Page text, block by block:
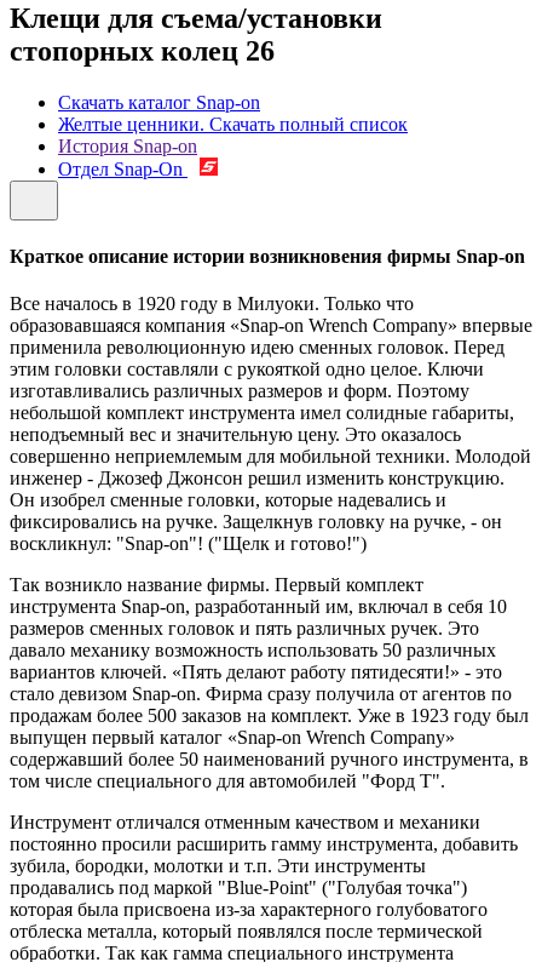
Клещи для съема/установки
стопорных колец 26
Скачать каталог Snap-on
Желтые ценники. Скачать полный список
История Snap-on
Отдел Snap-On
Краткое описание истории возникновения фирмы Snap-on
Все началось в 1920 году в Милуоки. Только что
образовавшаяся компания «Snap-on Wrench Company» впервые
применила революционную идею сменных головок. Перед
этим головки составляли с рукояткой одно целое. Ключи
изготавливались различных размеров и форм. Поэтому
небольшой комплект инструмента имел солидные габариты,
неподъемный вес и значительную цену. Это оказалось
совершенно неприемлемым для мобильной техники. Молодой
инженер - Джозеф Джонсон решил изменить конструкцию.
Он изобрел сменные головки, которые надевались и
фиксировались на ручке. Защелкнув головку на ручке, - он
воскликнул: "Snap-on"! ("Щелк и готово!")
Так возникло название фирмы. Первый комплект
инструмента Snap-on, разработанный им, включал в себя 10
размеров сменных головок и пять различных ручек. Это
давало механику возможность использовать 50 различных
вариантов ключей. «Пять делают работу пятидесяти!» - это
стало девизом Snap-on. Фирма сразу получила от агентов по
продажам более 500 заказов на комплект. Уже в 1923 году был
выпущен первый каталог «Snap-on Wrench Company»
содержавший более 50 наименований ручного инструмента, в
том числе специального для автомобилей "Форд Т".
Инструмент отличался отменным качеством и механики
постоянно просили расширить гамму инструмента, добавить
зубила, бородки, молотки и т.п. Эти инструменты
продавались под маркой "Blue-Point" ("Голубая точка")
которая была присвоена из-за характерного голубоватого
отблеска металла, который появлялся после термической
обработки. Так как гамма специального инструмента